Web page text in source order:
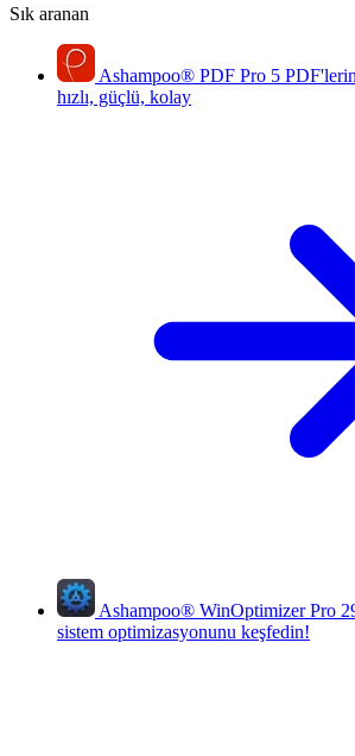
Sık aranan
Ashampoo® PDF Pro 5
hızlı, güçlü, kolay
Ashampoo® WinOptimizer Pro
sistem optimizasyonunu keşfedin!